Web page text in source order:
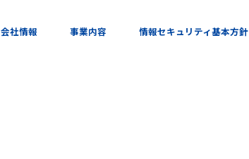
会社情報 事業内容 情報セキュリティ基本方針